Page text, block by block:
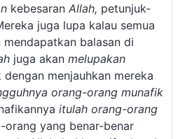
kebesaran Allah, petunjuk-
juga lupa kalau semua
balasan di
juga akan melupakan
menjauhkan mereka
orang-orang munafik
itulah orang-orang
orang yang benar-benar